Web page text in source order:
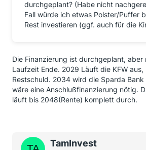
durchgeplant? (Habe nicht
Fall würde ich etwas Polster/Puffer
Rest investieren (ggf. auch für die
Die Finanzierung ist durchgeplant, aber
Laufzeit Ende. 2029 Läuft die KFW
Restschuld. 2034 wird die Sparda
wäre eine Anschlußfinanzierung nötig.
läuft bis 2048(Rente) komplett durch.
TamInvest